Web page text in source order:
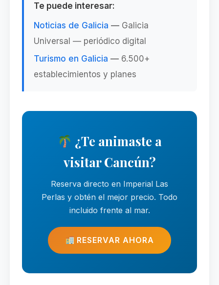
Te puede interesar:
Noticias de Galicia — Galicia
Universal — periódico digital
Turismo en Galicia — 6.500+
establecimientos y planes
¿Te animaste a
visitar Cancún?
Reserva directo en Imperial Las
Perlas y obtén el mejor precio. Todo
incluido frente al mar.
RESERVAR AHORA